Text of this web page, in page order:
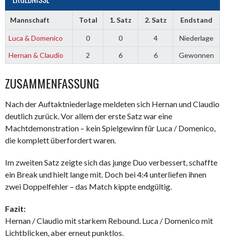
Mannschaft Total 1. Satz 2. Satz Endstand
Luca & Domenico 0 0 4
Niederlage
Hernan & Claudio
2 6 6 Gewonnen
ZUSAMMENFASSUNG
Nach der Auftaktniederlage meldeten sich Hernan und Claudio
deutlich zurück. Vor allem der erste Satz war eine
Machtdemonstration – kein Spielgewinn für Luca / Domenico,
die komplett überfordert waren.
Im zweiten Satz zeigte sich das junge Duo verbessert, schaffte
ein Break und hielt lange mit. Doch bei 4:4 unterliefen ihnen
zwei Doppelfehler – das Match kippte endgültig.
Fazit:
Hernan / Claudio mit starkem Rebound. Luca / Domenico mit
Lichtblicken, aber erneut punktlos.